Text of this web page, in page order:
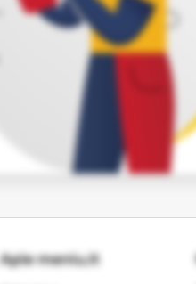
Apie meniu.lt